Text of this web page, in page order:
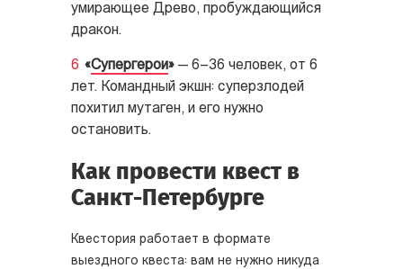
умирающее Древо, пробуждающийся
дракон.
«Супергерои» — 6–36 человек, от 6
лет. Командный экшн: суперзлодей
похитил мутаген, и его нужно
остановить.
Как провести квест в
Санкт-Петербурге
Квестория работает в формате
выездного квеста: вам не нужно никуда